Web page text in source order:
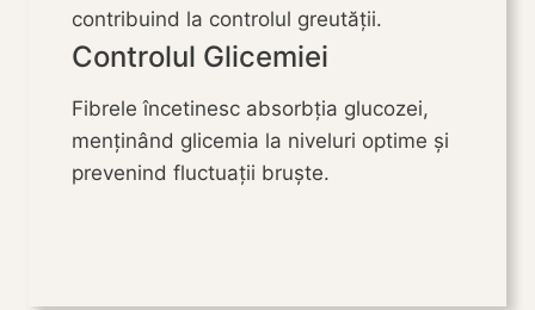
contribuind la controlul greutății.
Controlul Glicemiei
Fibrele încetinesc absorbția glucozei,
menținând glicemia la niveluri optime și
prevenind fluctuații bruște.